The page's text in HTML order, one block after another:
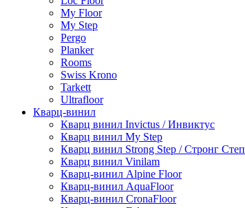
My Floor
My Step
Pergo
Planker
Rooms
Swiss Krono
Tarkett
Ultrafloor
Кварц-винил
Кварц винил Invictus / Инвиктус
Кварц винил My Step
Кварц винил Strong Step / Стронг Степ
Кварц винил Vinilam
Кварц-винил Alpine Floor
Кварц-винил AquaFloor
Кварц-винил CronaFloor